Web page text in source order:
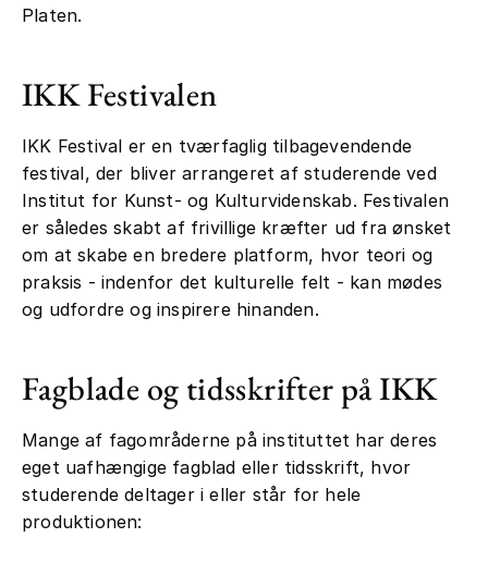
Platen.
IKK Festivalen
IKK Festival er en tværfaglig tilbagevendende
festival, der bliver arrangeret af studerende ved
Institut for Kunst- og Kulturvidenskab. Festivalen
er således skabt af frivillige kræfter ud fra ønsket
om at skabe en bredere platform, hvor teori og
praksis - indenfor det kulturelle felt - kan mødes
og udfordre og inspirere hinanden.
Fagblade og tidsskrifter på IKK
Mange af fagområderne på instituttet har deres
eget uafhængige fagblad eller tidsskrift, hvor
studerende deltager i eller står for hele
produktionen: